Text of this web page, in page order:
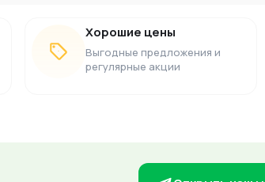
Хорошие цены
Выгодные предложения и
регулярные акции